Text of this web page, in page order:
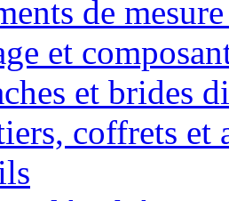
de
et
et brides
coffrets et